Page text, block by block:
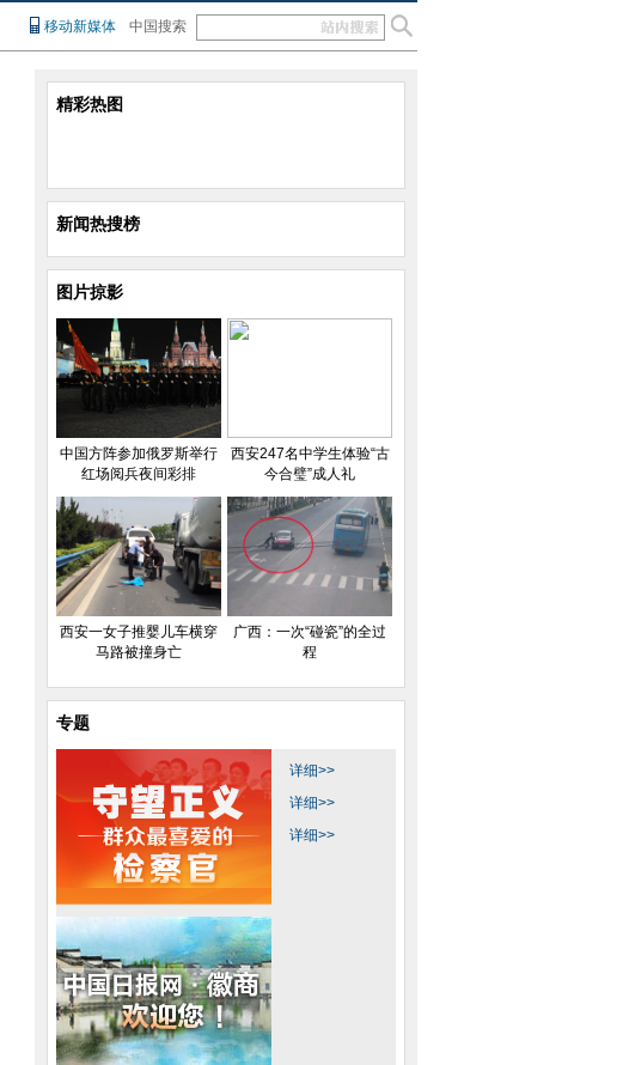
移动新媒体 中国搜索
深圳海边游客爆棚如“下饺子” 劳动节假期上海外滩游人如织
北京站“五一”加开12对旅客列车
秦始皇帝陵二号兵马俑坑第二次发
精彩热图
新闻热搜榜
图片掠影
中国方阵参加俄罗斯举行
红场阅兵夜间彩排
西安247名中学生体验“古
今合璧”成人礼
西安一女子推婴儿车横穿
马路被撞身亡
广西：一次“碰瓷”的全过
程
专题
详细>>
详细>>
详细>>